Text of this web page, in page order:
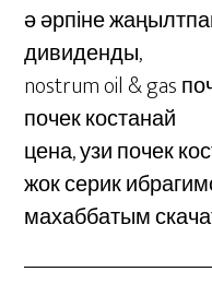
ә әрпіне
дивиденды,
nostrum oil & gas
почек костанай
цена, узи почек
жок серик
махаббатым